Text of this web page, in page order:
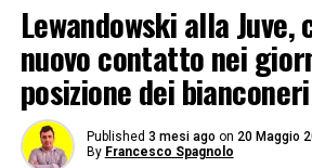
Lewandowski alla Juve,
nuovo contatto nei
posizione dei
Published 3 mesi ago on 20 Maggio
By Francesco Spagnolo